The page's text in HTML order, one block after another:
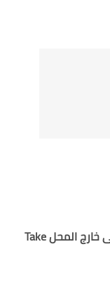
أماكن تقديم الوجبات التي تحمل إلى خارج المحل Take